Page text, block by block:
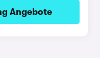
Angebote